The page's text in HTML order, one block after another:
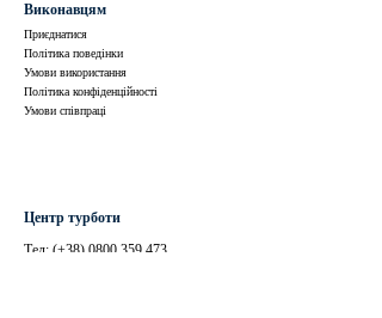
Виконавцям
Приєднатися
Політика поведінки
Умови використання
Політика конфіденційності
Умови співпраці
Центр турботи
Тел: (+38) 0800 359 473